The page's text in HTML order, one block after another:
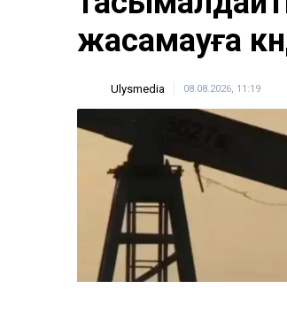
ULYSMEDIA.KZ Жаңалықтар
АҚШ
жасамауға